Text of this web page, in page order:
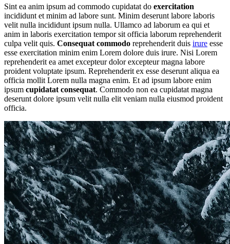
Sint ea anim ipsum ad commodo cupidatat do exercitation
incididunt et minim ad labore sunt. Minim deserunt labore laboris
velit nulla incididunt ipsum nulla. Ullamco ad laborum ea qui et
anim in laboris exercitation tempor sit officia laborum reprehenderit
culpa velit quis. Consequat commodo reprehenderit duis irure esse
esse exercitation minim enim Lorem dolore duis irure. Nisi Lorem
reprehenderit ea amet excepteur dolor excepteur magna labore
proident voluptate ipsum. Reprehenderit ex esse deserunt aliqua ea
officia mollit Lorem nulla magna enim. Et ad ipsum labore enim
ipsum cupidatat consequat. Commodo non ea cupidatat magna
deserunt dolore ipsum velit nulla elit veniam nulla eiusmod proident
officia.